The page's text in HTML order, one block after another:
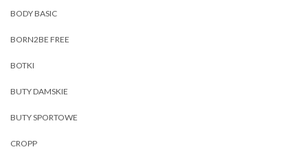
BODY BASIC
BORN2BE FREE
BOTKI
BUTY DAMSKIE
BUTY SPORTOWE
CROPP